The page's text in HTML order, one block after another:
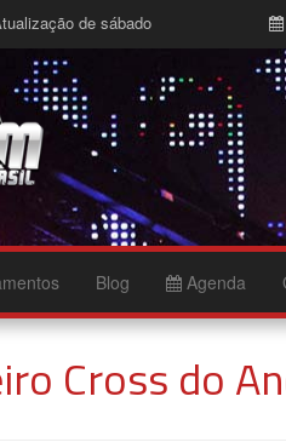
de sábado
Blog Agenda
Cross do